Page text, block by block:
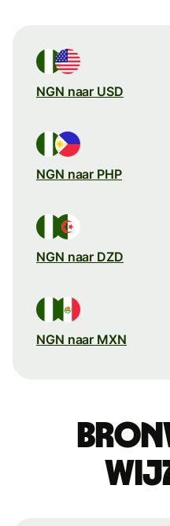
NGN naar USD
NGN naar PHP
NGN naar DZD
NGN naar MXN